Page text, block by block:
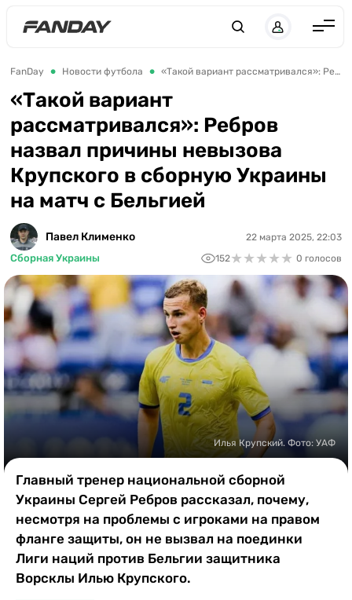
Германия
Италия
Франция
Украина
ЧЕ-2028
Букмекеры
Казино
FanDay Новости футбола «Такой вариант рассматривался»: Ребров назвал причины невызова Крупского в сборную Украины на матч с Бельгией
«Такой вариант
рассматривался»: Ребров
назвал причины невызова
Крупского в сборную Украины
на матч с Бельгией
Павел Клименко
Сборная Украины
22 марта 2025, 22:03
152★★★★★
★★★★★ 0 голосов
Илья Крупский. Фото: УАФ
Главный тренер национальной сборной
Украины Сергей Ребров рассказал, почему,
несмотря на проблемы с игроками на правом
фланге защиты, он не вызвал на поединки
Лиги наций против Бельгии защитника
Ворсклы Илью Крупского.